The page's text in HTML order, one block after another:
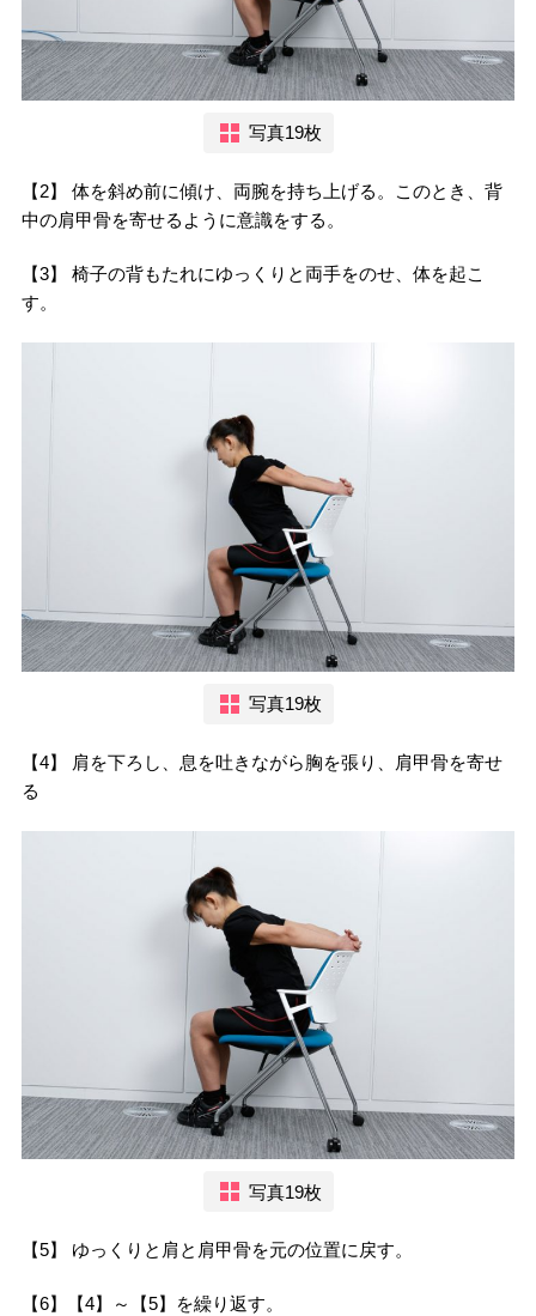
写真19枚
【2】 体を斜め前に傾け、両腕を持ち上げる。このとき、背
中の肩甲骨を寄せるように意識をする。
【3】 椅子の背もたれにゆっくりと両手をのせ、体を起こ
す。
写真19枚
【4】 肩を下ろし、息を吐きながら胸を張り、肩甲骨を寄せ
る
写真19枚
【5】 ゆっくりと肩と肩甲骨を元の位置に戻す。
【6】【4】～【5】を繰り返す。